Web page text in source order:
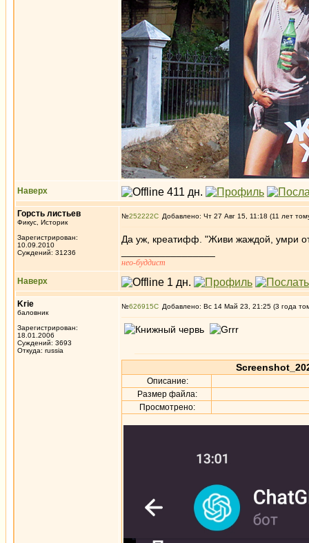
Наверх
Горсть листьев
Фикус, Историк
Зарегистрирован:
10.09.2010
Суждений: 31236
№252222 Добавлено: Чт 27 Авг 15, 11:18 (11 лет
Да уж, креатифф. "Живи жаждой, умри
нео-буддист
Наверх
Krie
баловник
Зарегистрирован:
18.01.2006
Суждений: 3693
Откуда: russia
№626915 Добавлено: Вс 14 Май 23, 21:25 (3 года
Описание:
Размер файла:
Просмотрено: